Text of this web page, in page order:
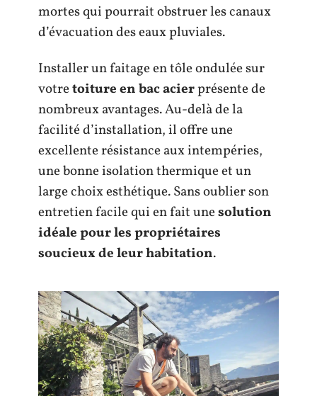
mortes qui pourrait obstruer les canaux
d’évacuation des eaux pluviales.
Installer un faitage en tôle ondulée sur
votretoiture en bac acierprésente de
nombreux avantages. Au-delà de la
facilité d’installation, il offre une
excellente résistance aux intempéries,
une bonne isolation thermique et un
large choix esthétique. Sans oublier son
entretien facile qui en fait unesolution
idéale pour les propriétaires
soucieux de leur habitation.